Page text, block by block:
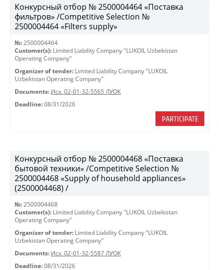
Конкурсный отбор № 2500004464 «Поставка
фильтров» /Competitive Selection №
2500004464 «Filters supply»
№: 2500004464
Customer(s): Limited Liability Company "LUKOIL Uzbekistan
Operating Company"
Organizer of tender: Limited Liability Company "LUKOIL
Uzbekistan Operating Company"
Documents: Исх. 02-01-32-5565 ЛУОК
Deadline: 08/31/2026
PARTICIPATE
Конкурсный отбор № 2500004468 «Поставка
бытовой техники» /Competitive Selection №
2500004468 «Supply of household appliances»
(2500004468) /
№: 2500004468
Customer(s): Limited Liability Company "LUKOIL Uzbekistan
Operating Company"
Organizer of tender: Limited Liability Company "LUKOIL
Uzbekistan Operating Company"
Documents: Исх. 02-01-32-5587 ЛУОК
Deadline: 08/31/2026